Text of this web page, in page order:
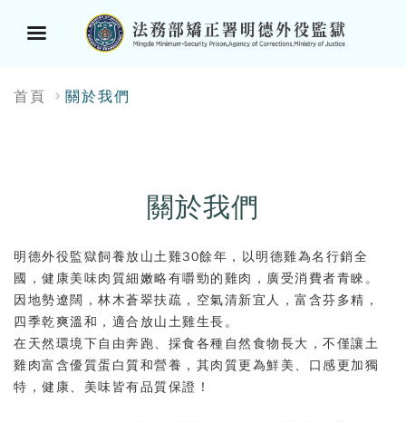
單
首頁 關於我們
關於我們
明德外役監獄飼養放山土雞30餘年，以明德雞為名行銷全
國，健康美味肉質細嫩略有嚼勁的雞肉，廣受消費者青睞。
因地勢遼闊，林木蒼翠扶疏，空氣清新宜人，富含芬多精，
四季乾爽溫和，適合放山土雞生長。
在天然環境下自由奔跑、採食各種自然食物長大，不僅讓土
雞肉富含優質蛋白質和營養，其肉質更為鮮美、口感更加獨
特，健康、美味皆有品質保證！